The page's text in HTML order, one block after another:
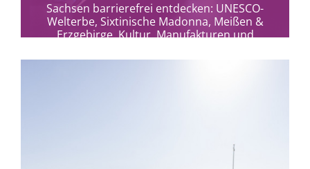
Sachsen barrierefrei entdecken: UNESCO-
Welterbe, Sixtinische Madonna, Meißen &
Erzgebirge. Kultur, Manufakturen und